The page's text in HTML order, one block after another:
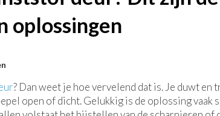
oplossingen
? Dan weet je hoe vervelend dat is. Je duwt en
open of dicht. Gelukkig is de oplossing vaak